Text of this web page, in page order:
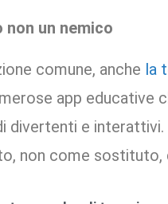
non un nemico
comune, anche la
app educative
divertenti e
non come sostituto,